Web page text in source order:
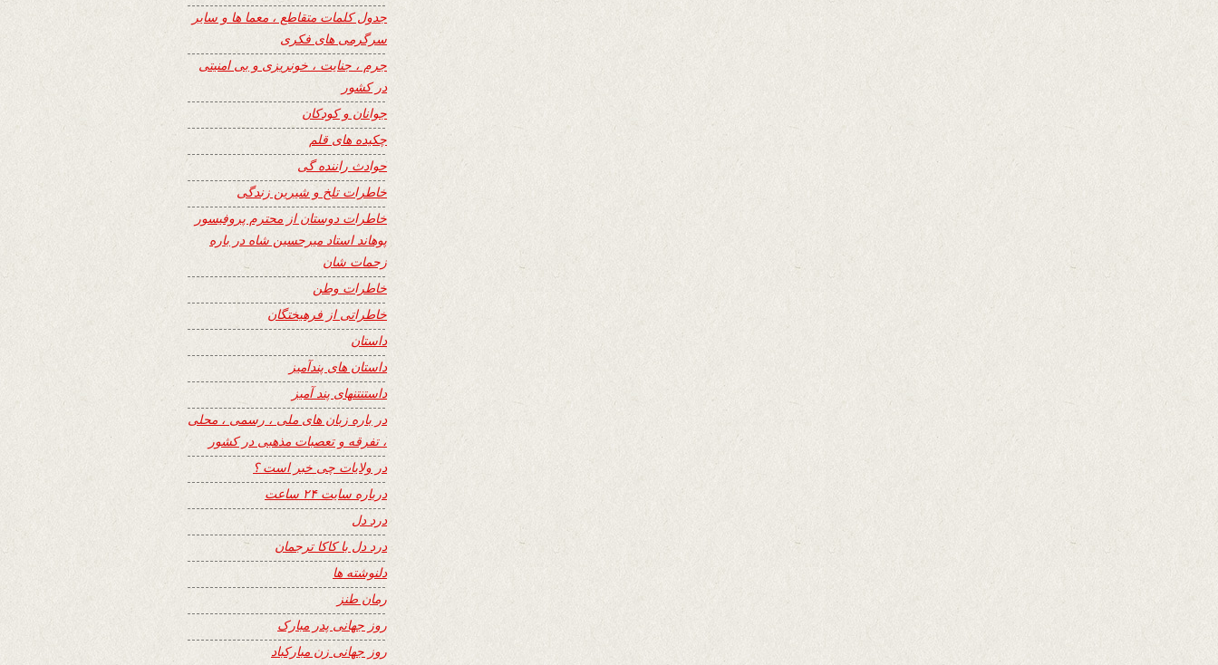
جدول کلمات متقاطع ، معما ها و سایر
سرگرمی های فکری
جرم ، جنایت ، خونریزی و بی امنیتی
در کشور
جوانان و کودکان
چکیده های قلم
حوادث راننده گی
خاطرات تلخ و شیرین زندگی
خاطرات دوستان از محترم پروفیسور
پوهاند استاد میرحسین شاه در باره
زحمات شان
خاطرات وطن
خاطراتی از فرهیختگان
داستان
داستان های پندآمیز
داستنتنهای پند آمیز
در باره زبان های ملی ، رسمی ، محلی
، تفرقه و تعصبات مذهبی در کشور
در ولایات چی خبر است ؟
درباره سایت ۲۴ ساعت
درد دل
درد دل با کاکا ترجمان
دلنوشته ها
رمان طنز
روز جهانی پدر مبارک
روز جهانی زن مبارکباد